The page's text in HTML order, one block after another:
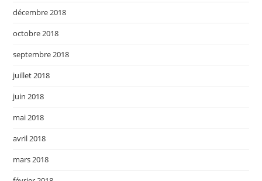
décembre 2018
octobre 2018
septembre 2018
juillet 2018
juin 2018
mai 2018
avril 2018
mars 2018